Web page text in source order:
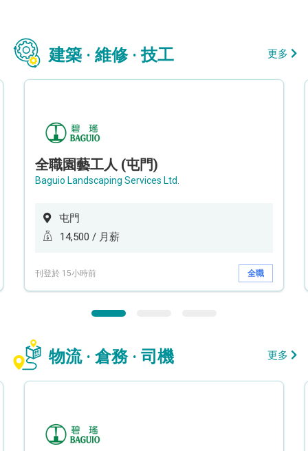
建築 · 維修 · 技工 更多
全職園藝工人 (屯門)
Baguio Landscaping Services Ltd.
屯門
14,500 / 月薪
刊登於 15小時前 全職
物流 · 倉務 · 司機 更多